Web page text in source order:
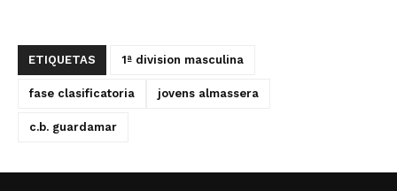
ETIQUETAS 1ª division masculina
fase clasificatoria jovens almassera
c.b. guardamar